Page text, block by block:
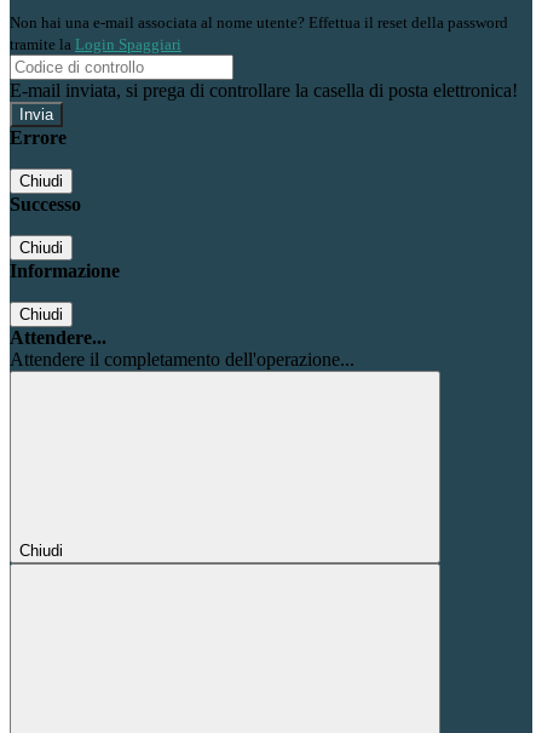
Non hai una e-mail associata al nome utente? Effettua il reset della password
tramite la Login Spaggiari
E-mail inviata, si prega di controllare la casella di posta elettronica!
Errore
Chiudi
Successo
Chiudi
Informazione
Chiudi
Attendere...
Attendere il completamento dell'operazione...
Chiudi